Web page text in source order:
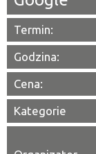
Termin:
Godzina:
Cena:
Kategorie